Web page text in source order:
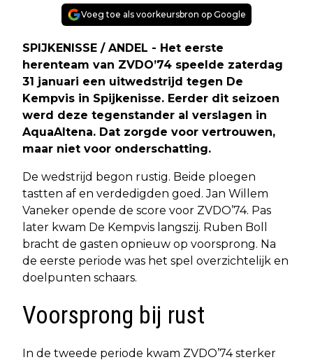
Voeg toe als voorkeursbron op Google
SPIJKENISSE / ANDEL - Het eerste
herenteam van ZVDO’74 speelde zaterdag
31 januari een uitwedstrijd tegen De
Kempvis in Spijkenisse. Eerder dit seizoen
werd deze tegenstander al verslagen in
AquaAltena. Dat zorgde voor vertrouwen,
maar niet voor onderschatting.
De wedstrijd begon rustig. Beide ploegen
tastten af en verdedigden goed. Jan Willem
Vaneker opende de score voor ZVDO’74. Pas
later kwam De Kempvis langszij. Ruben Boll
bracht de gasten opnieuw op voorsprong. Na
de eerste periode was het spel overzichtelijk en
doelpunten schaars.
Voorsprong bij rust
In de tweede periode kwam ZVDO’74 sterker